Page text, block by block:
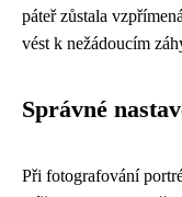
páteř zůstala
vést k nežádoucím
Správné
Při fotografování